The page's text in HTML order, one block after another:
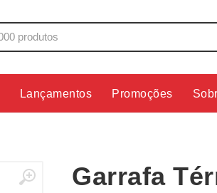
Cuidados Pessoais
Fones de
Lançamentos Promoções
Garrafa